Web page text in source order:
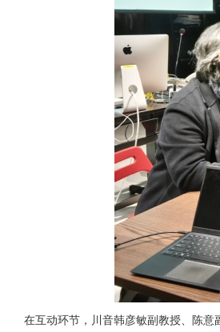
在互动环节，川音韩彦敏副教授、陈意